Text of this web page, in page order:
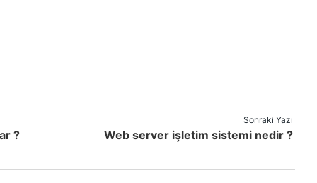
?
Sonraki Yazı
Web server işletim sistemi nedir ?